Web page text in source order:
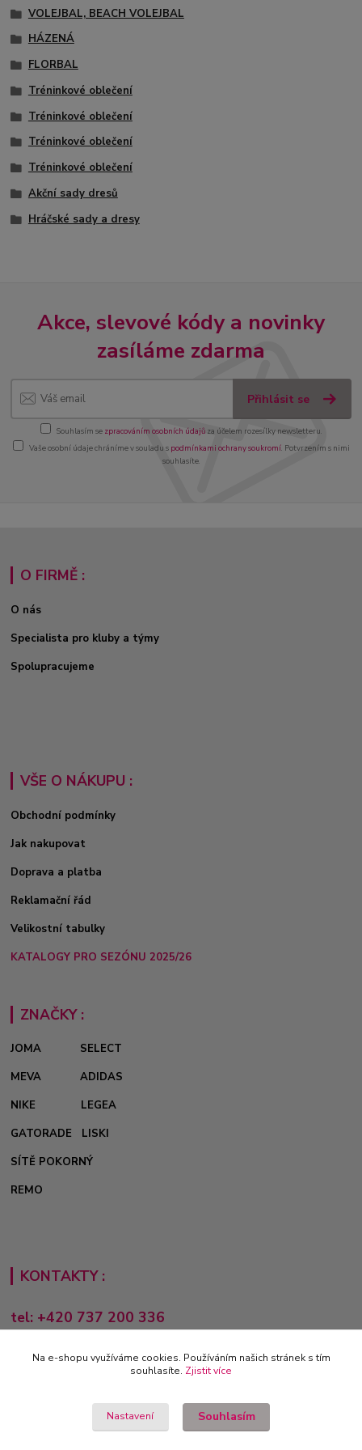
VOLEJBAL, BEACH VOLEJBAL
HÁZENÁ
FLORBAL
Tréninkové oblečení
Tréninkové oblečení
Tréninkové oblečení
Tréninkové oblečení
Akční sady dresů
Hráčské sady a dresy
Akce, slevové kódy a novinky
zasíláme zdarma
Přihlásit se
Souhlasím se zpracováním osobních údajůza účelem rozesílky newsletteru.
Vaše osobní údaje chráníme v souladu s podmínkami ochrany soukromí. Potvrzením s nimi
souhlasíte.
O FIRMĚ :
O nás
Specialista pro kluby a týmy
Spolupracujeme
VŠE O NÁKUPU :
Obchodní podmínky
Jak nakupovat
Doprava a platba
Reklamační řád
Velikostní tabulky
KATALOGY PRO SEZÓNU 2025/26
ZNAČKY :
JOMA
SELECT
MEVA
ADIDAS
NIKE
LEGEA
GATORADE
LISKI
SÍTĚ POKORNÝ
REMO
KONTAKTY :
tel: +420 737 200 336
Pondělí-Pátek: 8 - 17 hodin
obchod@e-sporting.cz
Na e-shopu využíváme cookies. Používáním našich stránek s tím
souhlasíte. Zjistit více
Nastavení Souhlasím